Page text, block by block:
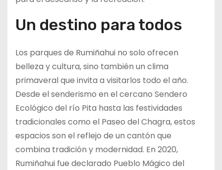
Un destino para todos
Los parques de Rumiñahui no solo ofrecen
belleza y cultura, sino también un clima
primaveral que invita a visitarlos todo el año.
Desde el senderismo en el cercano Sendero
Ecológico del río Pita hasta las festividades
tradicionales como el Paseo del Chagra, estos
espacios son el reflejo de un cantón que
combina tradición y modernidad. En 2020,
Rumiñahui fue declarado Pueblo Mágico del